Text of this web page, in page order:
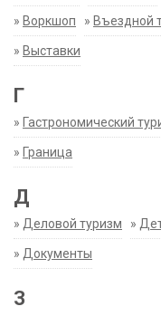
» Воркшоп » Въездной
» Выставки
Г
» Гастрономический
» Граница
Д
» Деловой туризм »
» Документы
З